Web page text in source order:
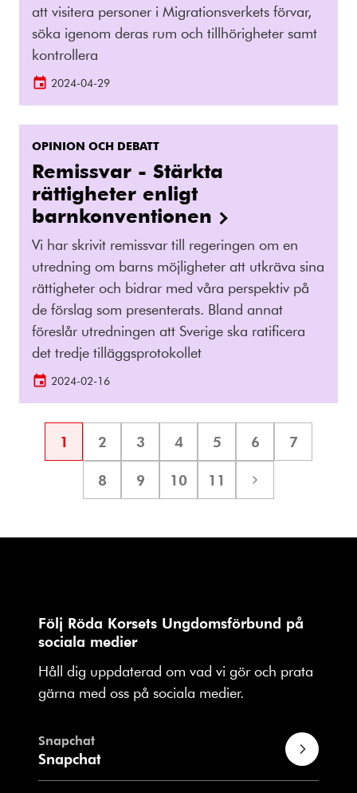
att visitera personer i Migrationsverkets förvar,
söka igenom deras rum och tillhörigheter samt
kontrollera
2024-04-29
OPINION OCH DEBATT
Remissvar - Stärkta
rättigheter enligt
barnkonventionen
Vi har skrivit remissvar till regeringen om en
utredning om barns möjligheter att utkräva sina
rättigheter och bidrar med våra perspektiv på
de förslag som presenterats. Bland annat
föreslår utredningen att Sverige ska ratificera
det tredje tilläggsprotokollet
2024-02-16
Sida
1 Sida
2 Sida
3 Sida
4 Sida
5 Sida
6 Sida
7
Sida
8 Sida
9 Sida
10 Sida
11
Nästa
Följ Röda Korsets Ungdomsförbund på
sociala medier
Håll dig uppdaterad om vad vi gör och prata
gärna med oss på sociala medier.
Snapchat
Snapchat